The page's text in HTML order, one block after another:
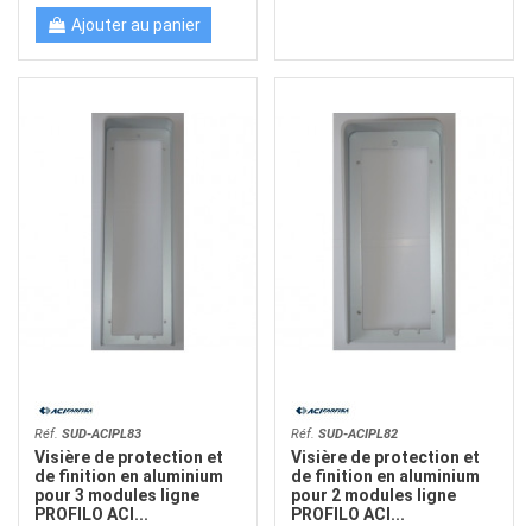
Ajouter au panier
Réf.SUD-ACIPL83
Visière de protection et
de finition en aluminium
pour 3 modules ligne
PROFILO ACI...
Réf.SUD-ACIPL82
Visière de protection et
de finition en aluminium
pour 2 modules ligne
PROFILO ACI...